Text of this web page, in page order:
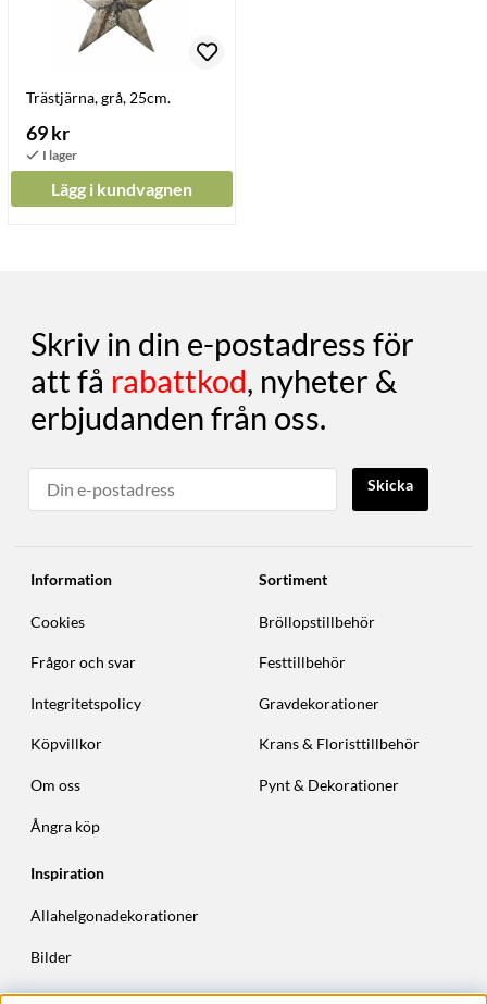
Trästjärna, grå, 25cm.
69 kr
Lägg i kundvagnen
Skriv in din e-postadress för
att få rabattkod, nyheter &
erbjudanden från oss.
Skicka
Information
Cookies
Frågor och svar
Integritetspolicy
Köpvillkor
Om oss
Ångra köp
Sortiment
Bröllopstillbehör
Festtillbehör
Gravdekorationer
Krans & Floristtillbehör
Pynt & Dekorationer
Inspiration
Allahelgonadekorationer
Bilder
Höstkransar